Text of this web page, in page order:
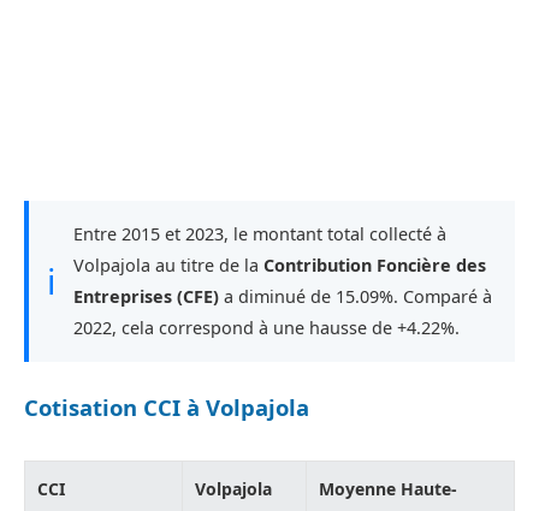
ℹ
Entre 2015 et 2023, le montant total collecté à
Volpajola au titre de la Contribution Foncière des
Entreprises (CFE) a diminué de 15.09%. Comparé à
2022, cela correspond à une hausse de +4.22%.
Cotisation CCI à Volpajola
CCI Volpajola
Moyenne Haute-